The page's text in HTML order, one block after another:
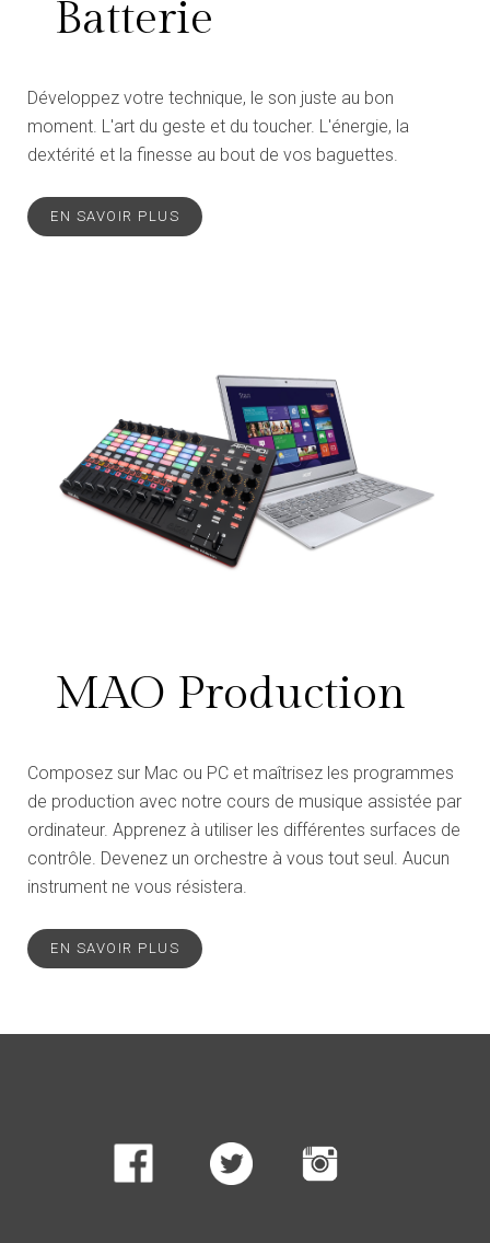
Batterie
Développez votre technique, le son juste au bon
moment. L'art du geste et du toucher. L'énergie, la
dextérité et la finesse au bout de vos baguettes.
EN SAVOIR PLUS
MAO Production
Composez sur Mac ou PC et maîtrisez les programmes
de production avec notre cours de musique assistée par
ordinateur. Apprenez à utiliser les différentes surfaces de
contrôle. Devenez un orchestre à vous tout seul. Aucun
instrument ne vous résistera.
EN SAVOIR PLUS